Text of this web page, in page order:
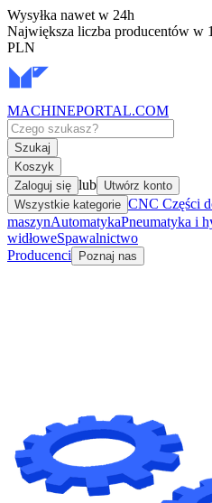
Wysyłka nawet w 24h
Największa liczba producentów w
PLN
MACHINEPORTAL.COM
Szukaj
Koszyk
Zaloguj się lub Utwórz konto
Wszystkie kategorie CNC Części
maszynAutomatykaPneumatyka i
widłoweSpawalnictwo
Producenci
Poznaj nas